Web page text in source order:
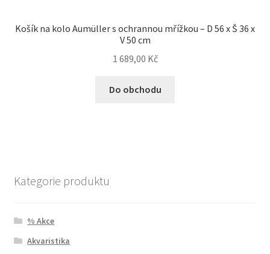
Košík na kolo Aumüller s ochrannou mřížkou – D 56 x Š 36 x
V 50 cm
1 689,00 Kč
Do obchodu
Kategorie produktu
% Akce
Akvaristika